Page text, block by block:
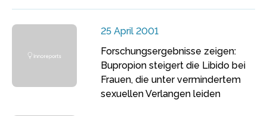
25 April 2001
Forschungsergebnisse zeigen:
Bupropion steigert die Libido bei
Frauen, die unter vermindertem
sexuellen Verlangen leiden